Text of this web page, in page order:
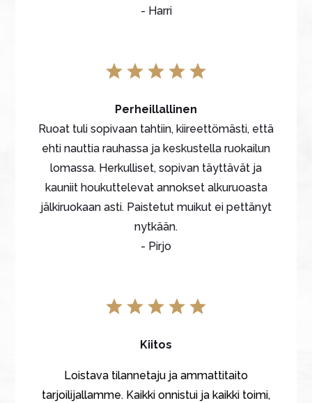
- Harri
Perheillallinen
Ruoat tuli sopivaan tahtiin, kiireettömästi, että
ehti nauttia rauhassa ja keskustella ruokailun
lomassa. Herkulliset, sopivan täyttävät ja
kauniit houkuttelevat annokset alkuruoasta
jälkiruokaan asti. Paistetut muikut ei pettänyt
nytkään.
- Pirjo
Kiitos
Loistava tilannetaju ja ammattitaito
tarjoilijallamme. Kaikki onnistui ja kaikki toimi,